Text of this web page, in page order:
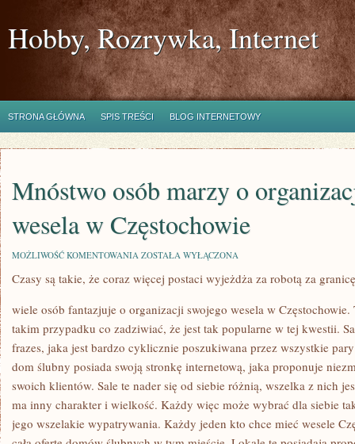
Hobby, Rozrywka, Internet
STRONA GŁÓWNA SPIS TREŚCI BLOG INTERNETOWY
Mnóstwo osób marzy o
wesela w Częstochowie
MOŻLIWOŚĆ KOMENTOWANIA MNÓSTWO
MARZY
SWOJEGO
WESELA
CZĘSTOCHOWIE
ZOSTAŁA WYŁĄCZONA
Czasy są takie, że coraz więcej postaci wyjeżdża za robotą za granicę
wiele osób fantazjuje o organizacji swojego wesela w
takim przypadku co zadziwiać, że jest tak popularne w tej kwestii.
frazes, jaka jest bardzo cyklicznie poszukiwana przez wszystkie
dom ślubny posiada swoją stronkę internetową, jaka proponuje
swoich klientów. Sale te nader się od siebie różnią, wszelka z nich
ma inny charakter i wielkość. Każdy więc może wybrać dla siebie
jego wszelakie wypatrywania. Każdy jeden kto chce mieć wesele